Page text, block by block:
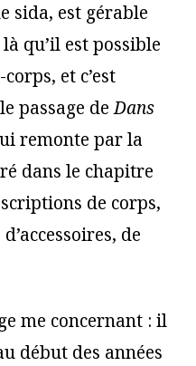
sida, est gérable
là qu’il est possible
et c’est
passage deDans
remonte par la
dans le chapitre
de corps,
de
me concernant : il
début des années